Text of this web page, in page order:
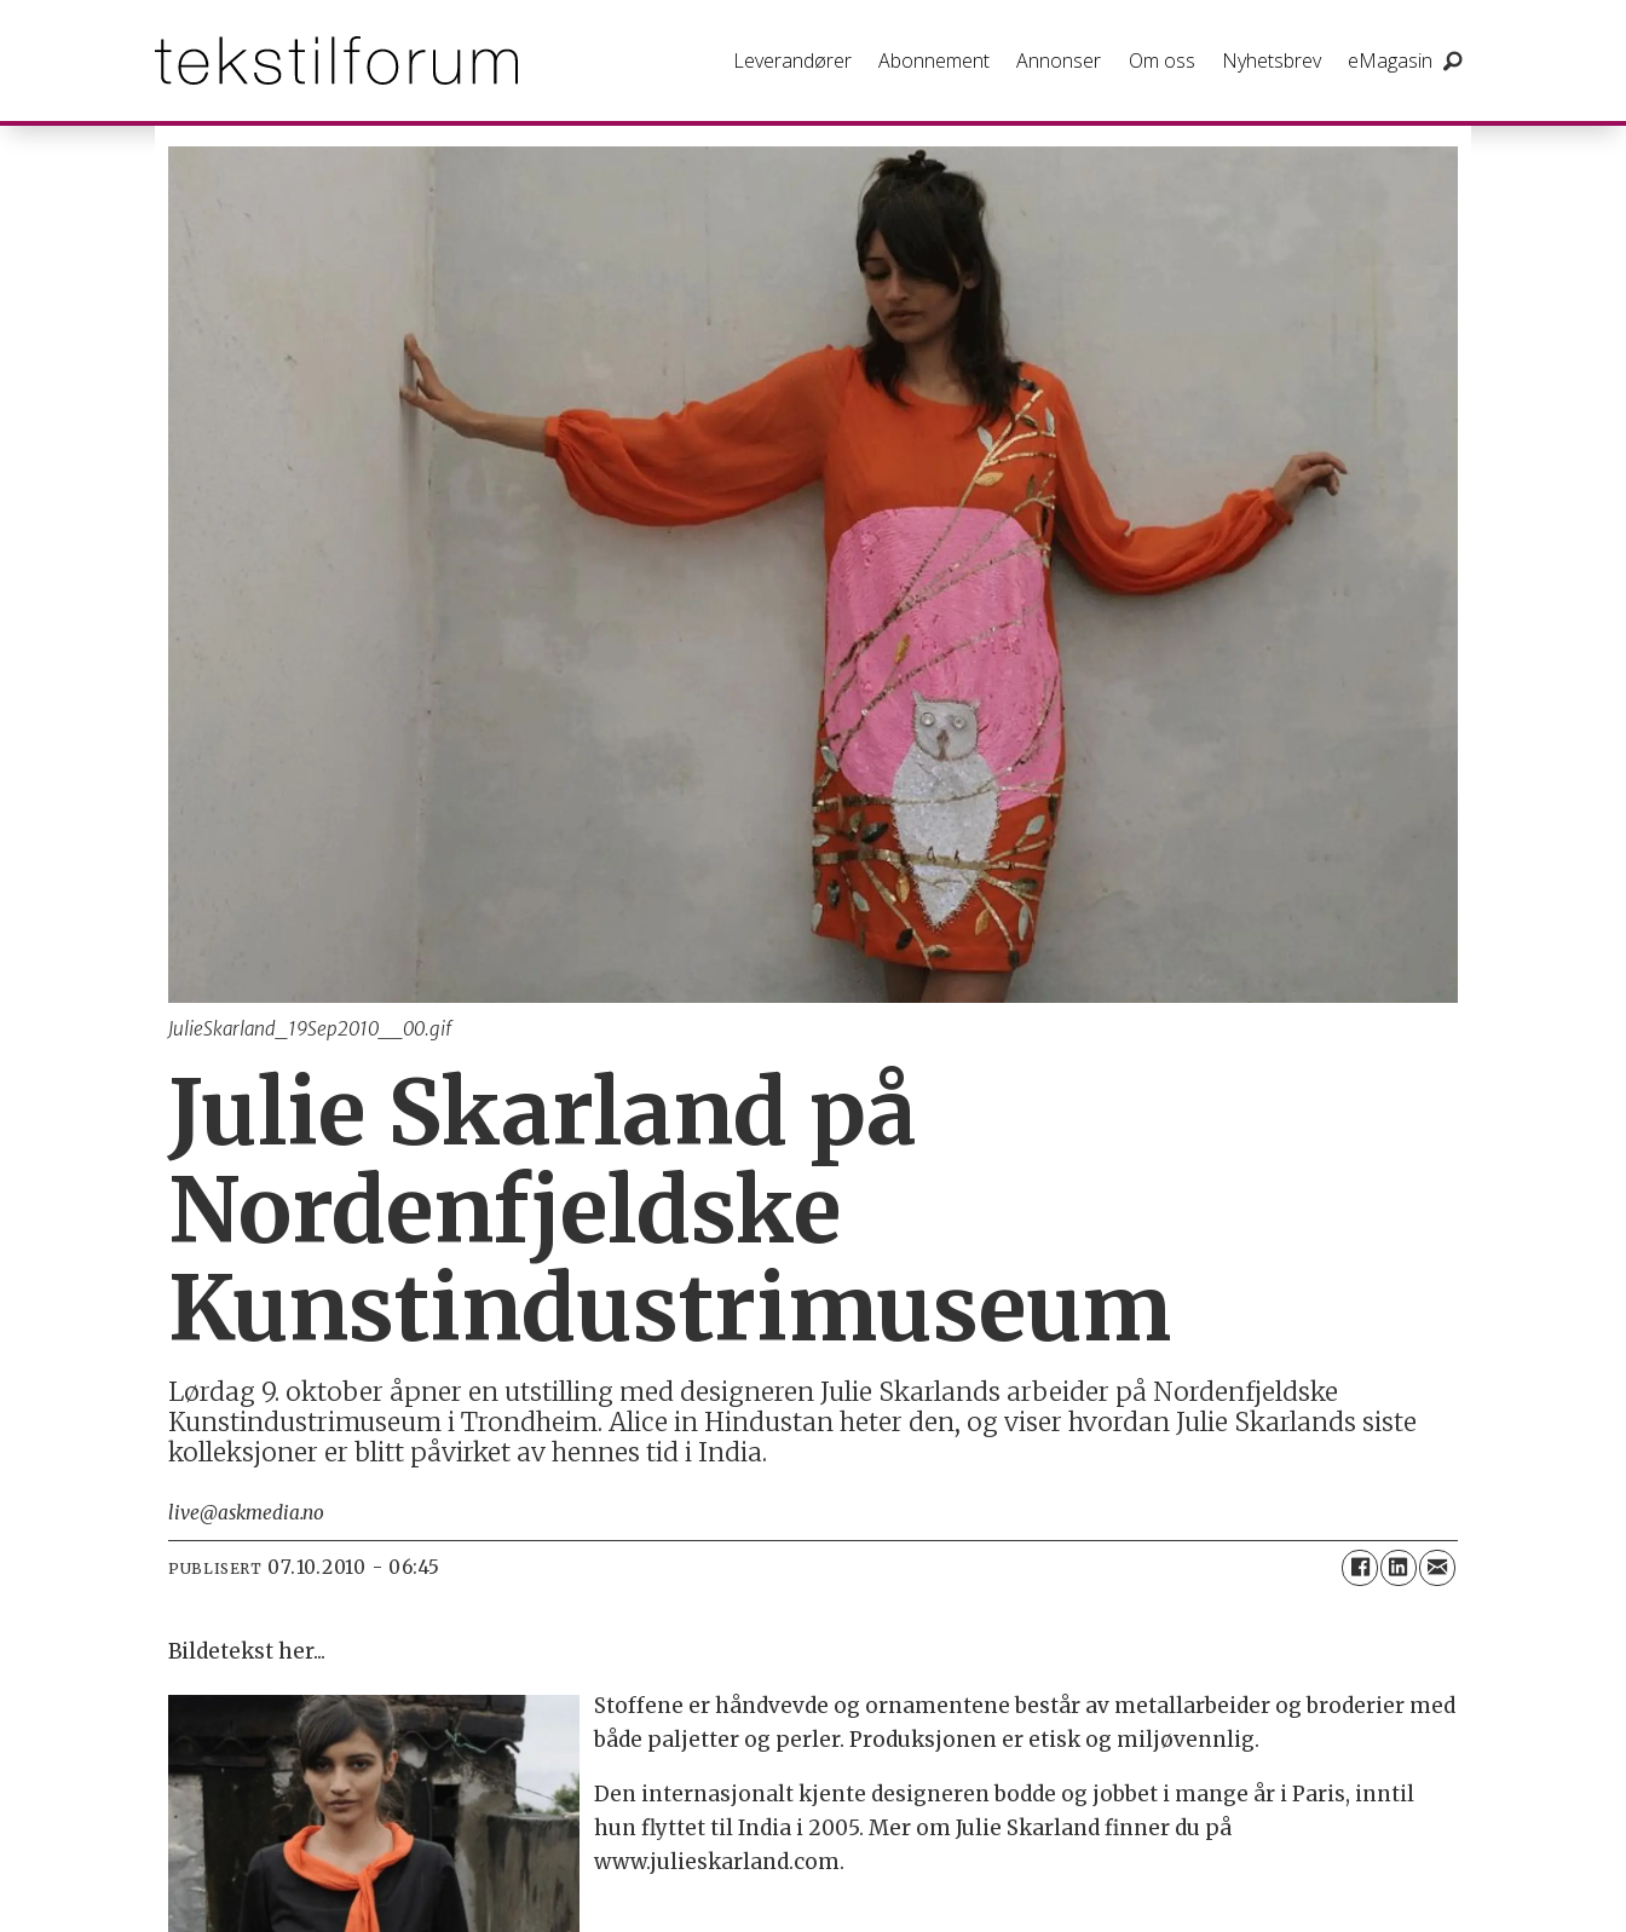
Leverandører Abonnement Annonser Om oss Nyhetsbrev eMagasin
JulieSkarland_19Sep2010__00.gif
Julie Skarland på
Nordenfjeldske
Kunstindustrimuseum
Lørdag 9. oktober åpner en utstilling med designeren Julie Skarlands arbeider på Nordenfjeldske
Kunstindustrimuseum i Trondheim. Alice in Hindustan heter den, og viser hvordan Julie Skarlands siste
kolleksjoner er blitt påvirket av hennes tid i India.
live@askmedia.no
PUBLISERT 07.10.2010 - 06:45
Bildetekst her...
Stoffene er håndvevde og ornamentene består av metallarbeider og broderier med
både paljetter og perler. Produksjonen er etisk og miljøvennlig.
Den internasjonalt kjente designeren bodde og jobbet i mange år i Paris, inntil
hun flyttet til India i 2005. Mer om Julie Skarland finner du på
www.julieskarland.com.